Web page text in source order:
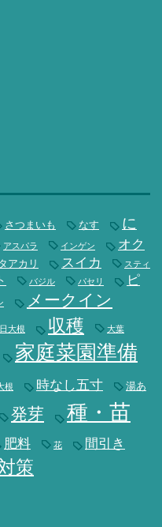
さつまいも なす
に
アスパラ インゲン
オク
アカリ スイカ
スティ
バジル パセリ
ピ
メークイン
大根 収穫 大葉
家庭菜園準備
根 時なし五寸 湯あ
発芽
種・苗
肥料 花 間引き
策